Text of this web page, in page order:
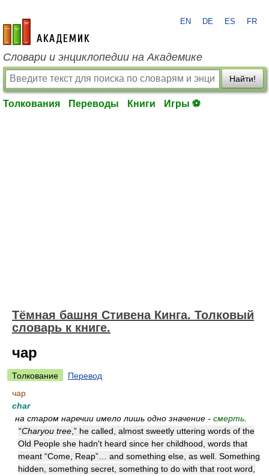
academic.ru
EN DE ES FR
Словари и энциклопедии на Академике
Найти!
Толкования Переводы Книги Игры ⚽
Тёмная башня Стивена Кинга. Толковый
словарь к книге.
чар
Толкование
Перевод
чар
char
на старом наречии имело лишь одно значение - смерть
“Charyou tree ,” he called, almost sweetly uttering words of the
Old People she hadn't heard since her childhood, words that
meant “Come, Reap”… and something else, as well. Something
hidden, something secret, something to do with that root word,